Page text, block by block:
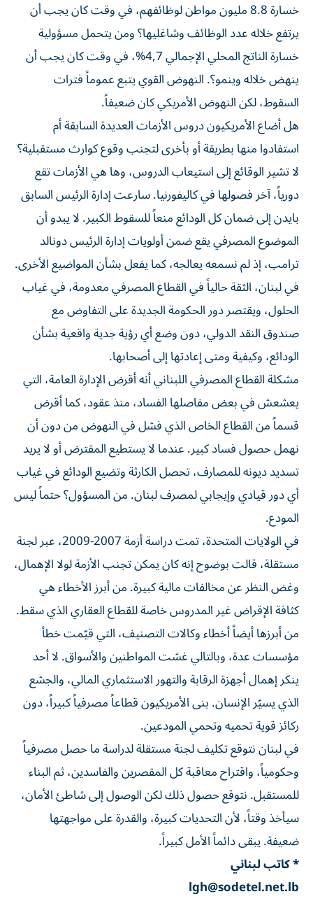
خسارة 8.8 مليون مواطن لوظائفهم، في وقت كان يجب أن
يرتفع خلاله عدد الوظائف وشاغليها؟ ومن يتحمل مسؤولية
خسارة الناتج المحلي الإجمالي 4,7%، في وقت كان يجب أن
ينهض خلاله وينمو؟. النهوض القوي يتبع عموماً فترات
السقوط، لكن النهوض الأمريكي كان ضعيفاً.
هل أضاع الأمريكيون دروس الأزمات العديدة السابقة أم
استفادوا منها بطريقة أو بأخرى لتجنب وقوع كوارث مستقبلية؟
لا تشير الوقائع إلى استيعاب الدروس، وها هي الأزمات تقع
دورياً، آخر فصولها في كاليفورنيا. سارعت إدارة الرئيس السابق
بايدن إلى ضمان كل الودائع منعاً للسقوط الكبير. لا يبدو أن
الموضوع المصرفي يقع ضمن أولويات إدارة الرئيس دونالد
ترامب، إذ لم نسمعه يعالجه، كما يفعل بشأن المواضيع الأخرى.
في لبنان، الثقة حالياً في القطاع المصرفي معدومة، في غياب
الحلول، ويقتصر دور الحكومة الجديدة على التفاوض مع
صندوق النقد الدولي، دون وضع أي رؤية جدية واقعية بشأن
الودائع، وكيفية ومتى إعادتها إلى أصحابها.
مشكلة القطاع المصرفي اللبناني أنه أقرض الإدارة العامة، التي
يعشعش في بعض مفاصلها الفساد، منذ عقود، كما أقرض
قسماً من القطاع الخاص الذي فشل في النهوض من دون أن
نهمل حصول فساد كبير. عندما لا يستطيع المقترض أو لا يريد
تسديد ديونه للمصارف، تحصل الكارثة وتضيع الودائع في غياب
أي دور قيادي وإيجابي لمصرف لبنان. من المسؤول؟ حتماً ليس
المودع.
في الولايات المتحدة، تمت دراسة أزمة 2007-2009، عبر لجنة
مستقلة، قالت بوضوح إنه كان يمكن تجنب الأزمة لولا الإهمال،
وغض النظر عن مخالفات مالية كبيرة. من أبرز الأخطاء هي
كثافة الإقراض غير المدروس خاصة للقطاع العقاري الذي سقط.
من أبرزها أيضاً أخطاء وكالات التصنيف، التي قيّمت خطأ
مؤسسات عدة، وبالتالي غشت المواطنين والأسواق. لا أحد
ينكر إهمال أجهزة الرقابة والتهور الاستثماري المالي، والجشع
الذي يسيّر الإنسان. بنى الأمريكيون قطاعاً مصرفياً كبيراً، دون
ركائز قوية تحميه وتحمي المودعين.
في لبنان نتوقع تكليف لجنة مستقلة لدراسة ما حصل مصرفياً
وحكومياً، واقتراح معاقبة كل المقصرين والفاسدين، ثم البناء
للمستقبل. نتوقع حصول ذلك لكن الوصول إلى شاطئ الأمان،
سيأخذ وقتاً، لأن التحديات كبيرة، والقدرة على مواجهتها
ضعيفة. يبقى دائماً الأمل كبيراً.
* كاتب لبناني
lgh@sodetel.net.lb